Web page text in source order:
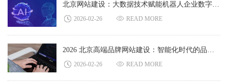
北京网站建设：大数据技术赋能机器人企业数字化发展新路径
2026-02-26 READ MORE
2026 北京高端品牌网站建设：智能化时代的品牌价值打造之道
2026-02-26 READ MORE